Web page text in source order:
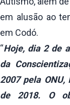
em alusão ao
em Codó.
“Hoje, dia 2 de
da
2007 pela
de 2018. O